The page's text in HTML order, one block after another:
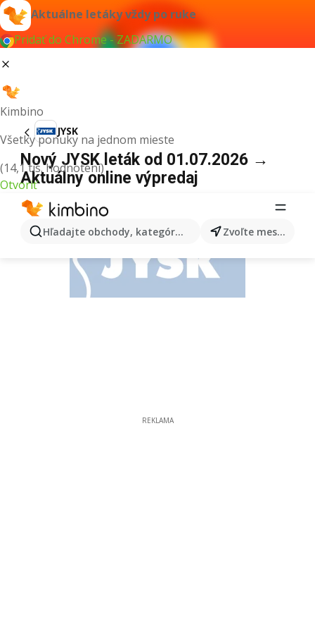
Aktuálne letáky vždy po ruke
Pridať do Chrome - ZADARMO
Kimbino
Všetky ponuky na jednom mieste
(14,1 tis. hodnotení)
Otvoriť
Hľadajte obchody, kategórie, produkty... Zvoľte mesto
JYSK
Nový JYSK leták od 01.07.2026 →
Aktuálny online výpredaj
REKLAMA